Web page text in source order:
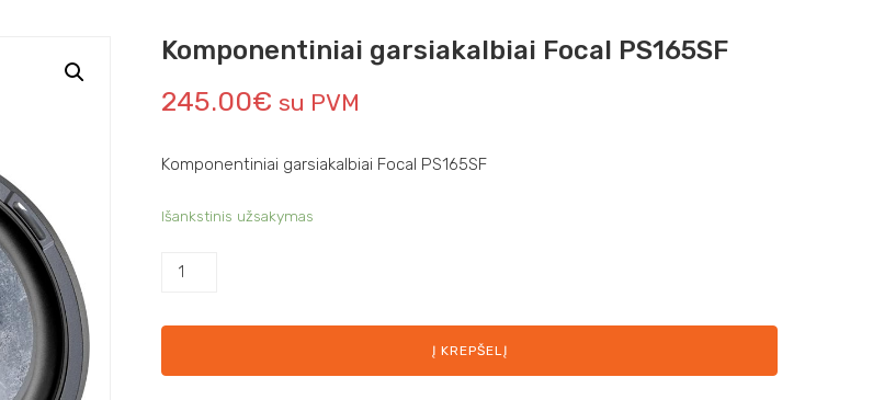
Komponentiniai garsiakalbiai Focal PS165SF
245.00€ su PVM
Komponentiniai garsiakalbiai Focal PS165SF
Išankstinis užsakymas
Į KREPŠELĮ